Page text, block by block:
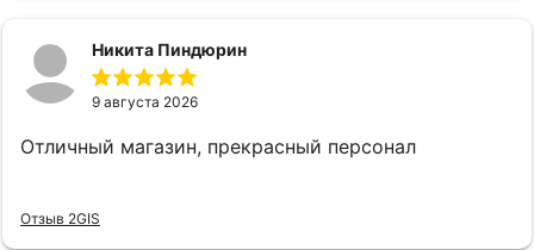
Никита Пиндюрин
9 августа 2026
Отличный магазин, прекрасный персонал
Отзыв 2GIS